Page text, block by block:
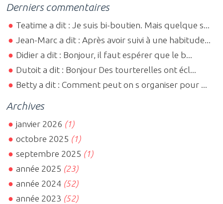
Derniers commentaires
Teatime a dit : Je suis bi-boutien. Mais quelque s...
Jean-Marc a dit : Après avoir suivi à une habitude...
Didier a dit : Bonjour, il faut espérer que le b...
Dutoit a dit : Bonjour Des tourterelles ont écl...
Betty a dit : Comment peut on s organiser pour ...
Archives
janvier 2026 (1)
octobre 2025 (1)
septembre 2025 (1)
année 2025 (23)
année 2024 (52)
année 2023 (52)